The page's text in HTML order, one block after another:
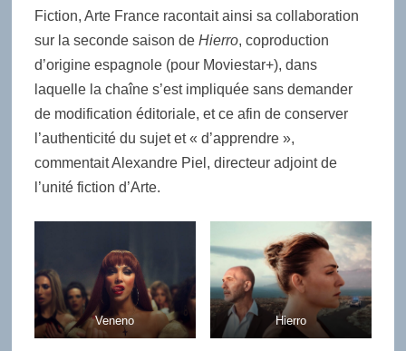
Fiction, Arte France racontait ainsi sa collaboration
sur la seconde saison de Hierro, coproduction
d’origine espagnole (pour Moviestar+), dans
laquelle la chaîne s’est impliquée sans demander
de modification éditoriale, et ce afin de conserver
l’authenticité du sujet et « d’apprendre »,
commentait Alexandre Piel, directeur adjoint de
l’unité fiction d’Arte.
Veneno Hierro